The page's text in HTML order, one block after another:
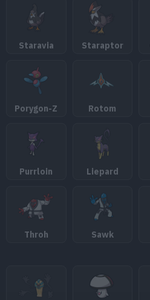
Staravia Staraptor
Porygon-Z Rotom
Purrloin Liepard
Throh Sawk